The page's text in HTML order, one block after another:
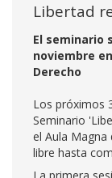
Libertad
El seminario
noviembre
Derecho
Los próximos
Seminario
el Aula Magna
libre hasta